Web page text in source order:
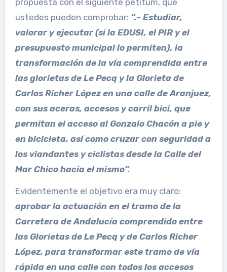
ustedes pueden comprobar: “.- Estudiar,
valorar y ejecutar (si la EDUSI, el PIR y el
presupuesto municipal lo permiten), la
transformación de la vía comprendida entre
las glorietas de Le Pecq y la Glorieta de
Carlos Richer López en una calle de Aranjuez,
con sus aceras, accesos y carril bici, que
permitan el acceso al Gonzalo Chacón a pie y
en bicicleta, así como cruzar con seguridad a
los viandantes y ciclistas desde la Calle del
Mar Chico hacia el mismo”.
Evidentemente el objetivo era muy claro:
aprobar la actuación en el tramo de la
Carretera de Andalucía comprendido entre
las Glorietas de Le Pecq y de Carlos Richer
López, para transformar este tramo de vía
rápida en una calle con todos los accesos